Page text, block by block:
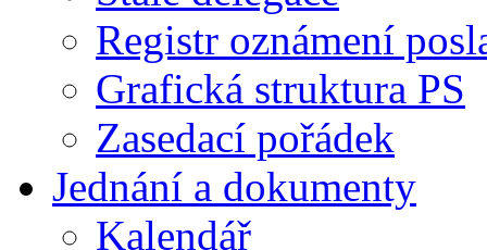
Registr oznámení
Grafická struktura PS
Zasedací pořádek
Jednání a dokumenty
Kalendář